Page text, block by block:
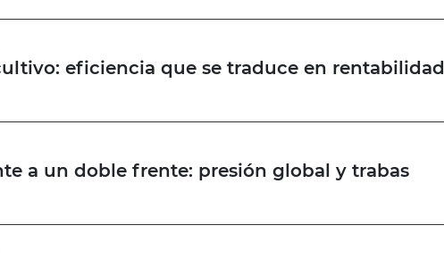
eficiencia que se traduce en rentabilidad
a un doble frente: presión global y trabas